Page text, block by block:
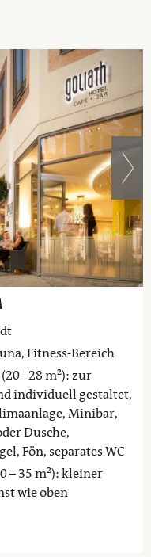
Fitness-Bereich
(20 - 28 m²): zur
individuell gestaltet,
Minibar,
Dusche,
Fön, separates WC
– 35 m²): kleiner
wie oben